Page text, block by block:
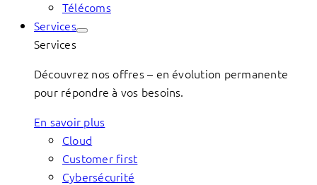
Télécoms
Services
Services
Découvrez nos offres – en évolution permanente
pour répondre à vos besoins.
En savoir plus
Cloud
Customer first
Cybersécurité